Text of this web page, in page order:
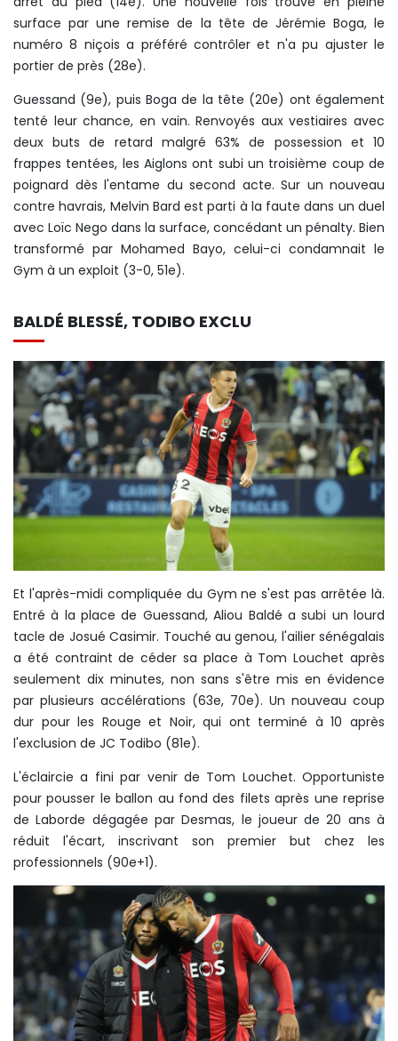
surface par une remise de la tête de Jérémie Boga, le
numéro 8 niçois a préféré contrôler et n'a pu ajuster le
portier de près (28e).
Guessand (9e), puis Boga de la tête (20e) ont également
tenté leur chance, en vain. Renvoyés aux vestiaires avec
deux buts de retard malgré 63% de possession et 10
frappes tentées, les Aiglons ont subi un troisième coup de
poignard dès l'entame du second acte. Sur un nouveau
contre havrais, Melvin Bard est parti à la faute dans un duel
avec Loïc Nego dans la surface, concédant un pénalty. Bien
transformé par Mohamed Bayo, celui-ci condamnait le
Gym à un exploit (3-0, 51e).
BALDÉ BLESSÉ, TODIBO EXCLU
Et l'après-midi compliquée du Gym ne s'est pas arrêtée là.
Entré à la place de Guessand, Aliou Baldé a subi un lourd
tacle de Josué Casimir. Touché au genou, l'ailier sénégalais
a été contraint de céder sa place à Tom Louchet après
seulement dix minutes, non sans s'être mis en évidence
par plusieurs accélérations (63e, 70e). Un nouveau coup
dur pour les Rouge et Noir, qui ont terminé à 10 après
l'exclusion de JC Todibo (81e).
L'éclaircie a fini par venir de Tom Louchet. Opportuniste
pour pousser le ballon au fond des filets après une reprise
de Laborde dégagée par Desmas, le joueur de 20 ans à
réduit l'écart, inscrivant son premier but chez les
professionnels (90e+1).